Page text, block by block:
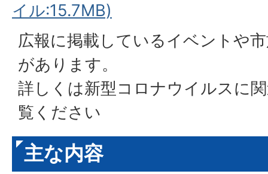
イル:15.7MB)
広報に掲載しているイベントや
があります。
詳しくは新型コロナウイルスに
覧ください
主な内容